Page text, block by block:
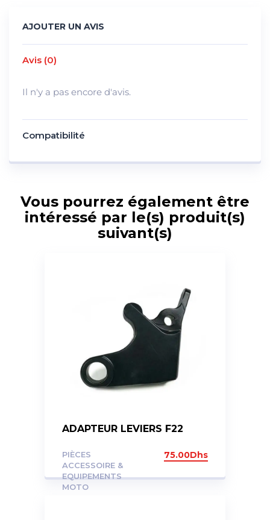
AJOUTER UN AVIS
Avis (0)
Il n'y a pas encore d'avis.
Compatibilité
Vous pourrez également être
intéressé par le(s) produit(s)
suivant(s)
ADAPTEUR LEVIERS F22
PIÈCES
ACCESSOIRE &
EQUIPEMENTS
MOTO
75.00Dhs